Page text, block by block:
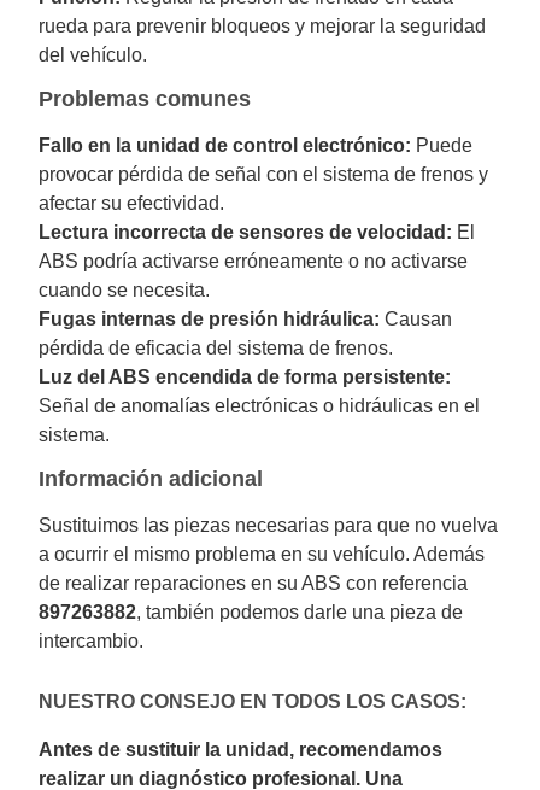
rueda para prevenir bloqueos y mejorar la seguridad
del vehículo.
Problemas comunes
Fallo en la unidad de control electrónico: Puede
provocar pérdida de señal con el sistema de frenos y
afectar su efectividad.
Lectura incorrecta de sensores de velocidad: El
ABS podría activarse erróneamente o no activarse
cuando se necesita.
Fugas internas de presión hidráulica: Causan
pérdida de eficacia del sistema de frenos.
Luz del ABS encendida de forma persistente:
Señal de anomalías electrónicas o hidráulicas en el
sistema.
Información adicional
Sustituimos las piezas necesarias para que no vuelva
a ocurrir el mismo problema en su vehículo. Además
de realizar reparaciones en su ABS con referencia
897263882, también podemos darle una pieza de
intercambio.
NUESTRO CONSEJO EN TODOS LOS CASOS:
Antes de sustituir la unidad, recomendamos
realizar un diagnóstico profesional. Una